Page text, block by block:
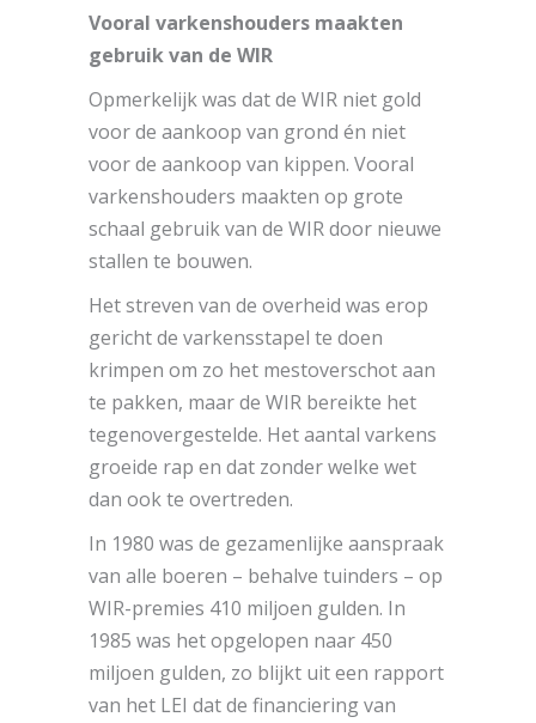
Vooral varkenshouders maakten
gebruik van de WIR
Opmerkelijk was dat de WIR niet gold
voor de aankoop van grond én niet
voor de aankoop van kippen. Vooral
varkenshouders maakten op grote
schaal gebruik van de WIR door nieuwe
stallen te bouwen.
Het streven van de overheid was erop
gericht de varkensstapel te doen
krimpen om zo het mestoverschot aan
te pakken, maar de WIR bereikte het
tegenovergestelde. Het aantal varkens
groeide rap en dat zonder welke wet
dan ook te overtreden.
In 1980 was de gezamenlijke aanspraak
van alle boeren – behalve tuinders – op
WIR-premies 410 miljoen gulden. In
1985 was het opgelopen naar 450
miljoen gulden, zo blijkt uit een rapport
van het LEI dat de financiering van